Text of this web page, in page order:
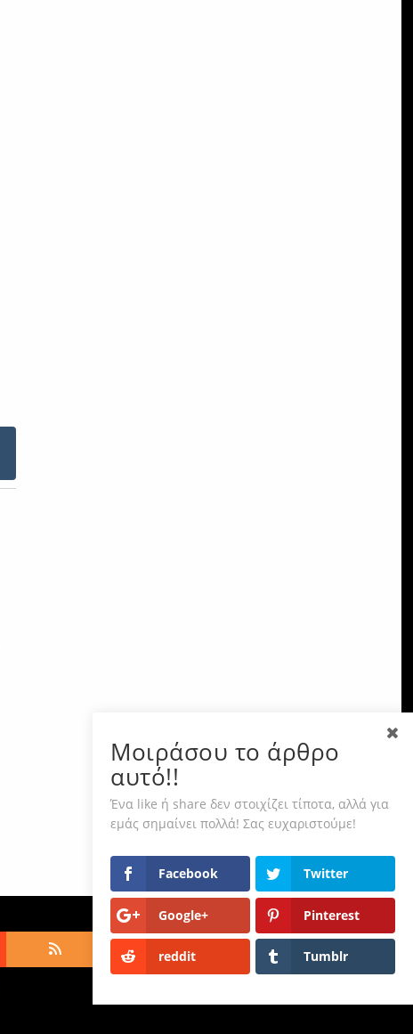
Μοιράσου το άρθρο
αυτό!!
Ένα like ή share δεν στοιχίζει τίποτα, αλλά για
εμάς σημαίνει πολλά! Σας ευχαριστούμε!
Facebook Twitter
Google+ Pinterest
reddit Tumblr